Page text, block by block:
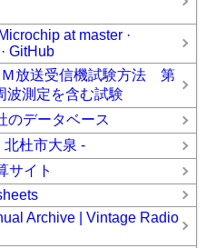
at master ·
GitHub
Ｍ放送受信機試験方法 第
波測定を含む試験
のデータベース
北杜市大泉 -
サイト
Archive | Vintage Radio